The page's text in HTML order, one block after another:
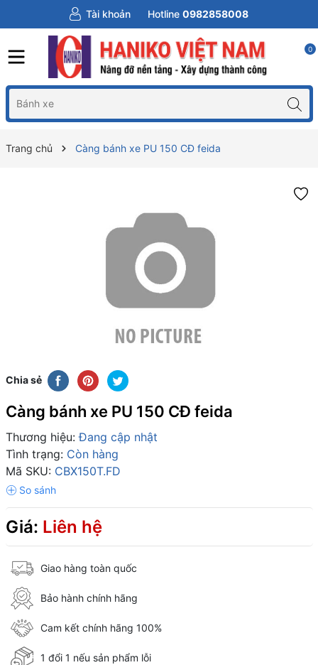
Tài khoản Hotline 0982858008
0
Trang chủ Càng bánh xe PU 150 CĐ feida
Chia sẻ
Càng bánh xe PU 150 CĐ feida
Thương hiệu: Đang cập nhật
Tình trạng: Còn hàng
Mã SKU: CBX150T.FD
Giá: Liên hệ
Giao hàng toàn quốc
Bảo hành chính hãng
Cam kết chính hãng 100%
1 đổi 1 nếu sản phẩm lỗi